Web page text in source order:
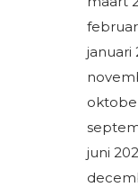
januari
juni